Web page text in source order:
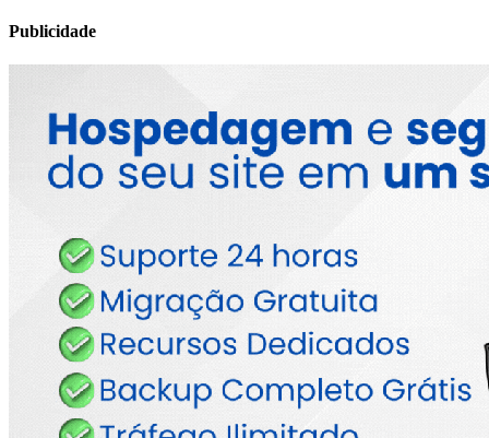
Publicidade